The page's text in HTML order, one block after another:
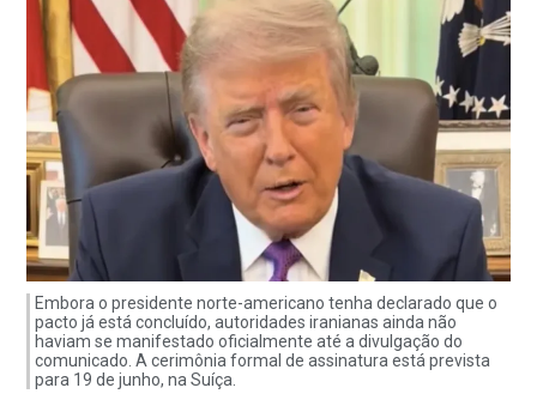
Embora o presidente norte-americano tenha declarado que o
pacto já está concluído, autoridades iranianas ainda não
haviam se manifestado oficialmente até a divulgação do
comunicado. A cerimônia formal de assinatura está prevista
para 19 de junho, na Suíça.